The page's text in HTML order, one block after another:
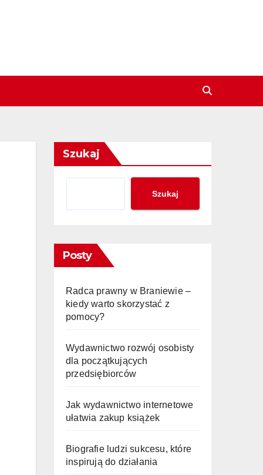
Szukaj
Szukaj
Posty
Radca prawny w Braniewie –
kiedy warto skorzystać z
pomocy?
Wydawnictwo rozwój osobisty
dla początkujących
przedsiębiorców
Jak wydawnictwo internetowe
ułatwia zakup książek
Biografie ludzi sukcesu, które
inspirują do działania